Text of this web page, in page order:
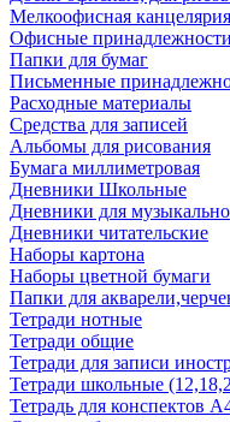
Мелкоофисная канцелярия
Офисные принадлежности
Папки для бумаг
Письменные
Расходные материалы
Средства для записей
Альбомы для рисования
Бумага миллиметровая
Дневники Школьные
Дневники для
Дневники читательские
Наборы картона
Наборы цветной бумаги
Папки для
Тетради нотные
Тетради общие
Тетради для записи
Тетради школьные
Тетрадь для конспектов